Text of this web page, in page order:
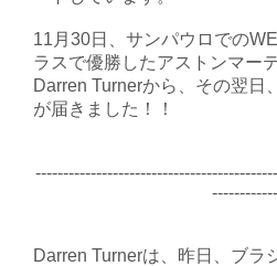
11月30日、サンパウロでの
ラスで優勝したアストンマー
Darren Turnerから、その翌日
が届きました！！
Darren Turnerは、昨日、ブラ